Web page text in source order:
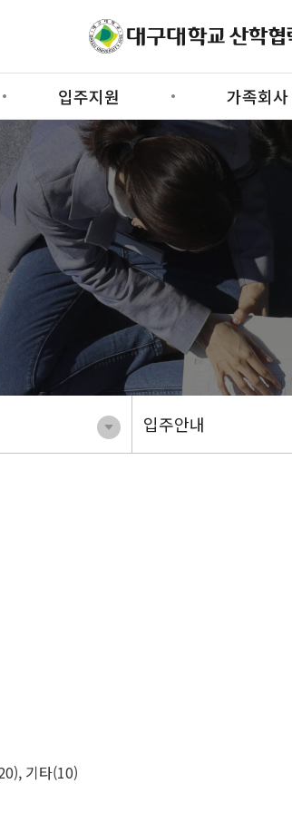
입주지원 가족회사
입주안내
기타(10)